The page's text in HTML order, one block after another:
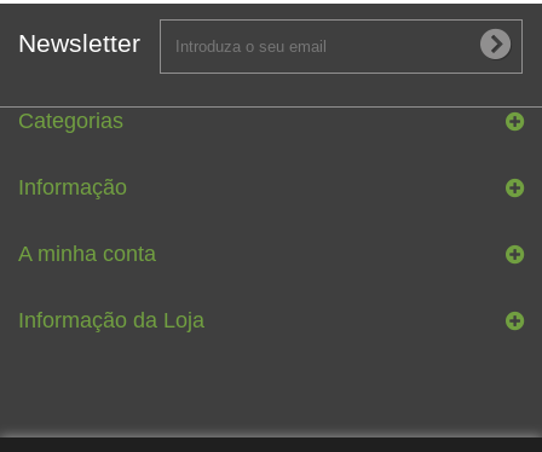
Newsletter
Categorias
Informação
A minha conta
Informação da Loja